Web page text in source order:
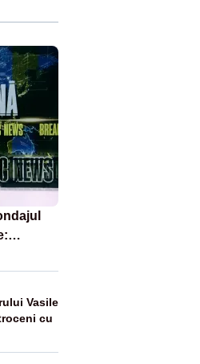
și
Vasile
cu